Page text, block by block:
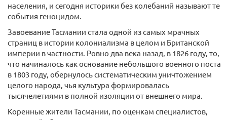
населения, и сегодня историки без колебаний называют те
события геноцидом.
Завоевание Тасмании стала одной из самых мрачных
страниц в истории колониализма в целом и Британской
империи в частности. Ровно два века назад, в 1826 году, то,
что начиналось как основание небольшого военного поста
в 1803 году, обернулось систематическим уничтожением
целого народа, чья культура формировалась
тысячелетиями в полной изоляции от внешнего мира.
Коренные жители Тасмании, по оценкам специалистов,